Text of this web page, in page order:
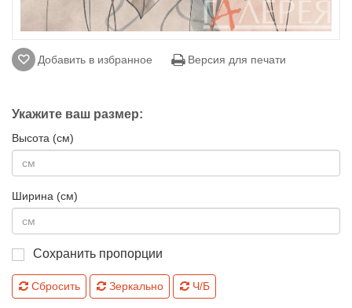
Добавить в избранное Версия для печати
Укажите ваш размер:
Высота (см)
Ширина (см)
Сохранить пропорции
Сбросить Зеркально Ч/Б